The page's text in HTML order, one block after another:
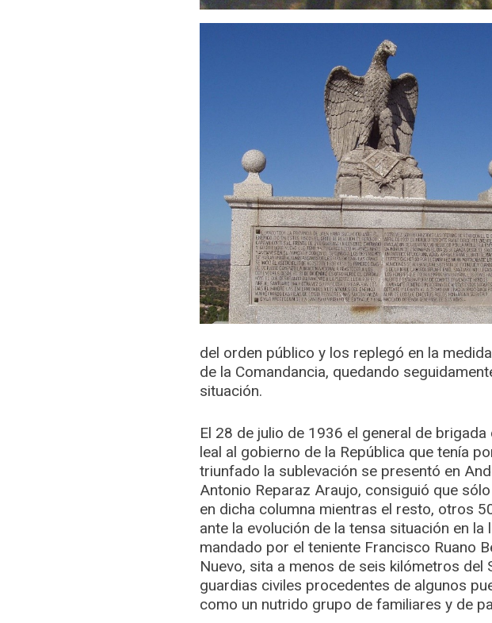
del orden público y los replegó en la
de la Comandancia, quedando
situación.
El 28 de julio de 1936 el general de
leal al gobierno de la República que tenía
triunfado la sublevación se presentó en
Antonio Reparaz Araujo, consiguió que
en dicha columna mientras el resto, otros
ante la evolución de la tensa situación en
mandado por el teniente Francisco Ruano
Nuevo, sita a menos de seis kilómetros
guardias civiles procedentes de algunos
como un nutrido grupo de familiares y de